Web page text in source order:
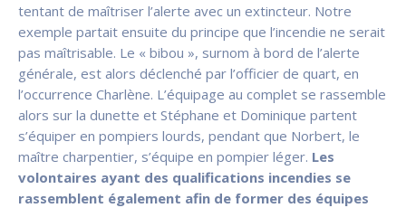
tentant de maîtriser l’alerte avec un extincteur. Notre
exemple partait ensuite du principe que l’incendie ne serait
pas maîtrisable. Le « bibou », surnom à bord de l’alerte
générale, est alors déclenché par l’officier de quart, en
l’occurrence Charlène. L’équipage au complet se rassemble
alors sur la dunette et Stéphane et Dominique partent
s’équiper en pompiers lourds, pendant que Norbert, le
maître charpentier, s’équipe en pompier léger. Les
volontaires ayant des qualifications incendies se
rassemblent également afin de former des équipes